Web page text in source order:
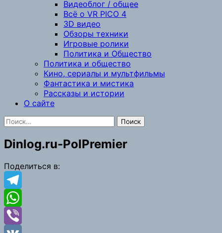
Видеоблог / общее
Всё о VR PICO 4
3D видео
Обзоры техники
Игровые ролики
Политика и Общество
Политика и общество
Кино, сериалы и мультфильмы
Фантастика и мистика
Рассказы и истории
О сайте
Найти:
Dinlog.ru-PolPremier
Поделиться в:
Telegram
WhatsApp